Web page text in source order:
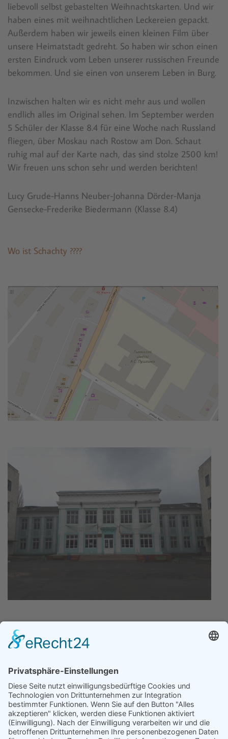
liebevoll selbst gebastelten Weihnachtskarten. Und wir
haben eines mit weihnachtlichen Leckereien gepackt.
Außerdem haben wir jeweils einen kleinen Film über
unsere Heimatstadt gedreht. So haben wir schon einen
ersten Eindruck vom Leben unserer russischen Freunde
bekommen. Und sie einen von unserem Leben in Burg.
Inzwischen halten wir es nicht mehr aus und wollen
endlich alles im Original sehen. Im September werden
5 Schüler der Klasse 8.4 für eine Woche nach Russland
fliegen, über Moskau nach Rostow am Don. Schaut
ruhig mal auf der Karte nach, das sind stolze 2500 km!
Wir freuen uns schon sehr und werden berichten!
Lucy Grude-Hanns Neuber-Johanna Dörder-Manja
Gensecke-Frederike Biedermann (Klasse 8.4)
Wo ist Schachty ????
Zurück